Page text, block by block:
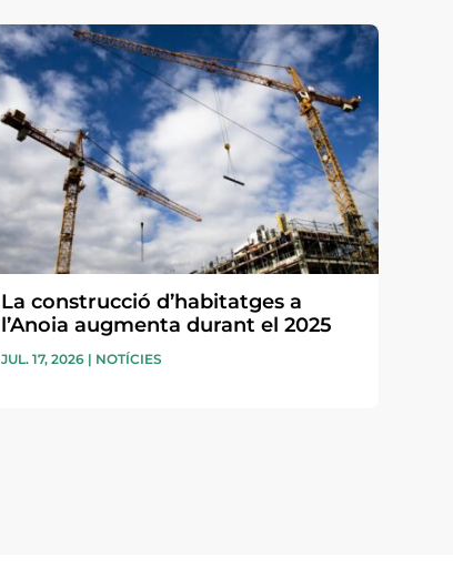
La construcció d’habitatges a
l’Anoia augmenta durant el 2025
JUL. 17, 2026| NOTÍCIES